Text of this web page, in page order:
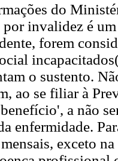
do
por invalidez é
forem
o sustento.
ao se filiar à
a não
enfermidade.
exceto